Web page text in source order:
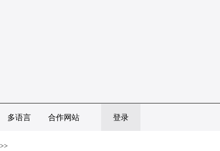
多语言 合作网站 登录
>>